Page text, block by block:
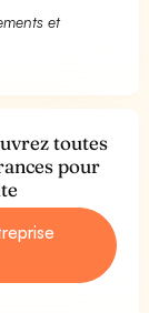
et
toutes
pour